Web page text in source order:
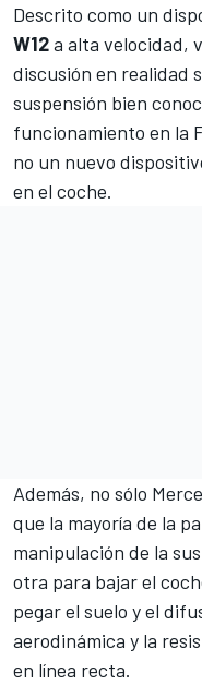
Descrito como un
W12a alta velocidad,
discusión en realidad
suspensión bien
funcionamiento en la
no un nuevo
en el coche.
Además, no sólo
que la mayoría de la
manipulación de la
otra para bajar el
pegar el suelo y el
aerodinámica y la
en línea recta.